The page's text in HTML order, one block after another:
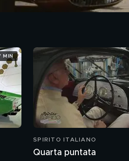
MIN
SPIRITO ITALIANO
Quarta puntata